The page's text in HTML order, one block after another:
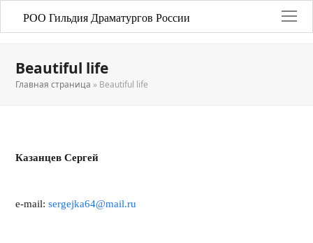
РОО Гильдия Драматургов России
Beautiful life
Главная страница » Beautiful life
Казанцев Сергей
e-mail:sergejka64@mail.ru